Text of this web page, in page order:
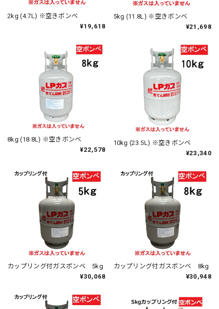
2kg (4.7L) ※空きボンベ
¥19,618
5kg (11.8L) ※空きボンベ
¥21,698
8kg (18.8L) ※空きボンベ
¥22,578
10kg (23.5L) ※空きボンベ
¥23,340
カップリング付ガスボンベ 5kg
¥30,068
カップリング付ガスボンベ 8kg
¥30,948